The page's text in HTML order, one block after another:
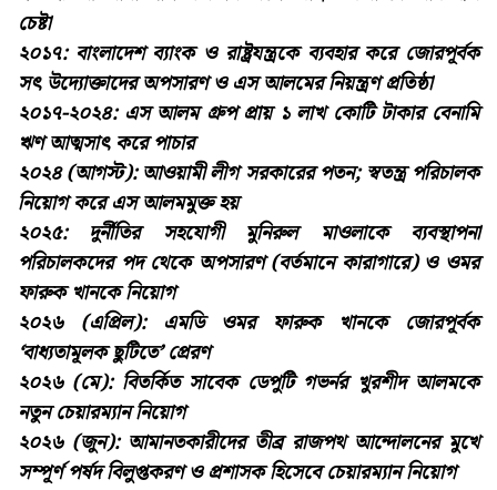
চেষ্টা
২০১৭: বাংলাদেশ ব্যাংক ও রাষ্ট্রযন্ত্রকে ব্যবহার করে জোরপূর্বক
সৎ উদ্যোক্তাদের অপসারণ ও এস আলমের নিয়ন্ত্রণ প্রতিষ্ঠা
২০১৭-২০২৪: এস আলম গ্রুপ প্রায় ১ লাখ কোটি টাকার বেনামি
ঋণ আত্মসাৎ করে পাচার
২০২৪ (আগস্ট): আওয়ামী লীগ সরকারের পতন; স্বতন্ত্র পরিচালক
নিয়োগ করে এস আলমমুক্ত হয়
২০২৫: দুর্নীতির সহযোগী মুনিরুল মাওলাকে ব্যবস্থাপনা
পরিচালকদের পদ থেকে অপসারণ (বর্তমানে কারাগারে) ও ওমর
ফারুক খানকে নিয়োগ
২০২৬ (এপ্রিল): এমডি ওমর ফারুক খানকে জোরপূর্বক
‘বাধ্যতামূলক ছুটিতে’ প্রেরণ
২০২৬ (মে): বিতর্কিত সাবেক ডেপুটি গভর্নর খুরশীদ আলমকে
নতুন চেয়ারম্যান নিয়োগ
২০২৬ (জুন): আমানতকারীদের তীব্র রাজপথ আন্দোলনের মুখে
সম্পূর্ণ পর্ষদ বিলুপ্তকরণ ও প্রশাসক হিসেবে চেয়ারম্যান নিয়োগ